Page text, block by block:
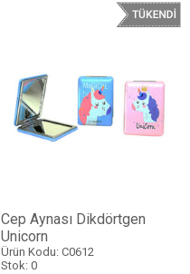
Cep Aynası Dikdörtgen
Unicorn
Ürün Kodu: C0612
Stok: 0